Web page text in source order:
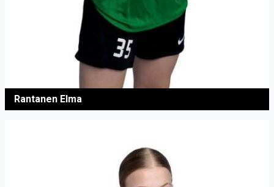
Rantanen Elma